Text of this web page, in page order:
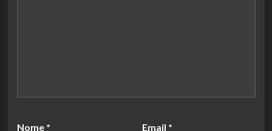
Nome * Email *